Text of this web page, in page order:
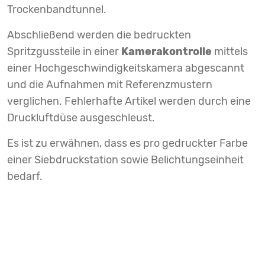
Trockenbandtunnel.
Abschließend werden die bedruckten
Spritzgussteile in einer Kamerakontrolle mittels
einer Hochgeschwindigkeitskamera abgescannt
und die Aufnahmen mit Referenzmustern
verglichen. Fehlerhafte Artikel werden durch eine
Druckluftdüse ausgeschleust.
Es ist zu erwähnen, dass es pro gedruckter Farbe
einer Siebdruckstation sowie Belichtungseinheit
bedarf.